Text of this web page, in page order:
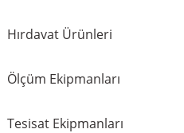
Hırdavat Ürünleri
Ölçüm Ekipmanları
Tesisat Ekipmanları